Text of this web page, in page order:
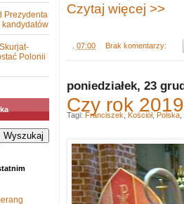
Czytaj więcej >>
07:00 Brak komentarzy:
poniedziałek, 23
Czy rok
Tagi: Franciszek Kościół, Polska
Prezydenta
kandydatów
Polonii